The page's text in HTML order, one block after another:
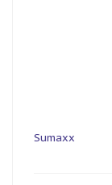
Sumaxx